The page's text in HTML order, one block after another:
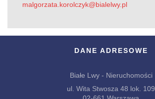
malgorzata.korolczyk@bialelwy.pl
DANE ADRESOWE
Białe Lwy - Nieruchomości
ul. Wita Stwosza 48 lok. 109